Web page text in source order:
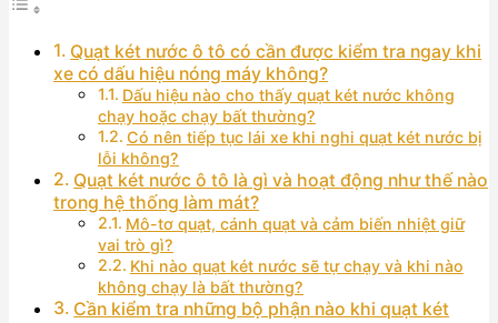
Quạt két nước ô tô có cần được kiểm tra ngay khi
xe có dấu hiệu nóng máy không?
Dấu hiệu nào cho thấy quạt két nước không
chạy hoặc chạy bất thường?
Có nên tiếp tục lái xe khi nghi quạt két nước bị
lỗi không?
Quạt két nước ô tô là gì và hoạt động như thế nào
trong hệ thống làm mát?
Mô-tơ quạt, cánh quạt và cảm biến nhiệt giữ
vai trò gì?
Khi nào quạt két nước sẽ tự chạy và khi nào
không chạy là bất thường?
Cần kiểm tra những bộ phận nào khi quạt két